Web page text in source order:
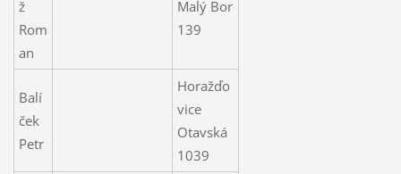
ž
Rom
an
Malý Bor
139
Balí
ček
Petr
Horažďo
vice
Otavská
1039